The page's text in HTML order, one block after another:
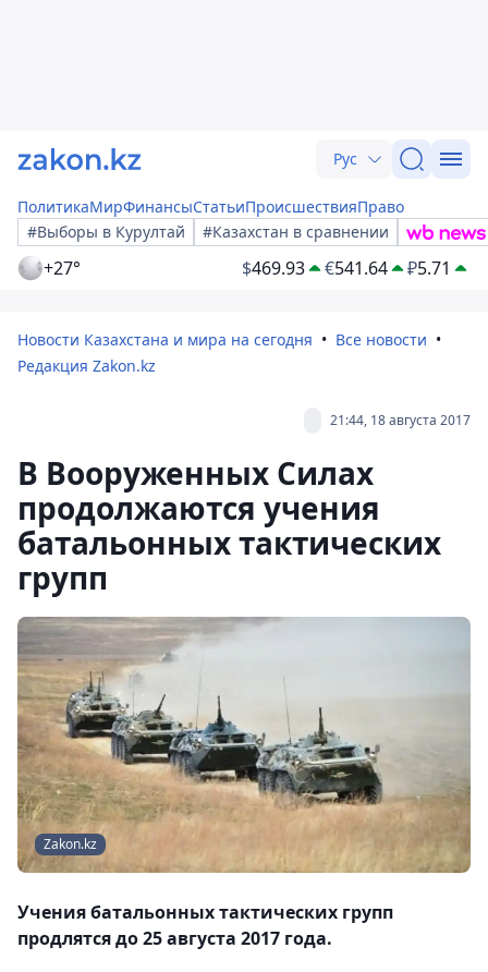
Рус
ПолитикаМирФинансыСтатьиПроисшествияПраво
#Выборы в Курултай
#Казахстан в сравнении
+27° $469.93 €541.64 ₽5.71
Новости Казахстана и мира на сегодня
Все новости
Редакция Zakon.kz
21:44, 18 августа 2017
В Вооруженных Силах
продолжаются учения
батальонных тактических
групп
Zakon.kz
Учения батальонных тактических групп
продлятся до 25 августа 2017 года.